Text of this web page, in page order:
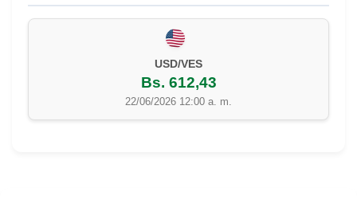
USD/VES
Bs. 612,43
22/06/2026 12:00 a. m.